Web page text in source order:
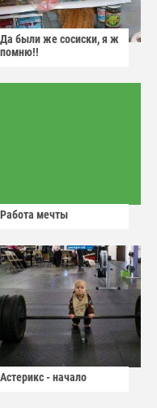
Да были же сосиски, я ж
помню!!
Работа мечты
Астерикс - начало